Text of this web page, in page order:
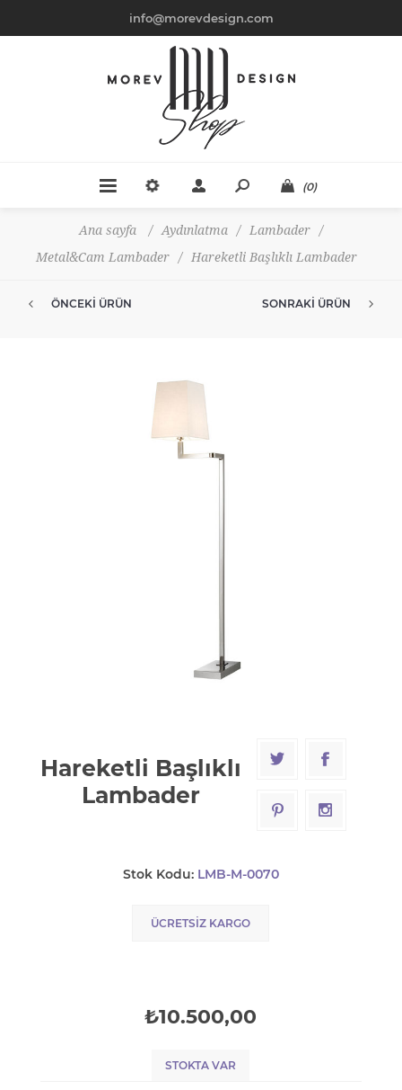
info@morevdesign.com
(0)
Ana sayfa / Aydınlatma / Lambader
/
Metal&Cam Lambader
/ Hareketli Başlıklı Lambader
ÖNCEKI ÜRÜN SONRAKI ÜRÜN
Hareketli Başlıklı
Lambader
Stok Kodu: LMB-M-0070
ÜCRETSIZ KARGO
₺10.500,00
STOKTA VAR